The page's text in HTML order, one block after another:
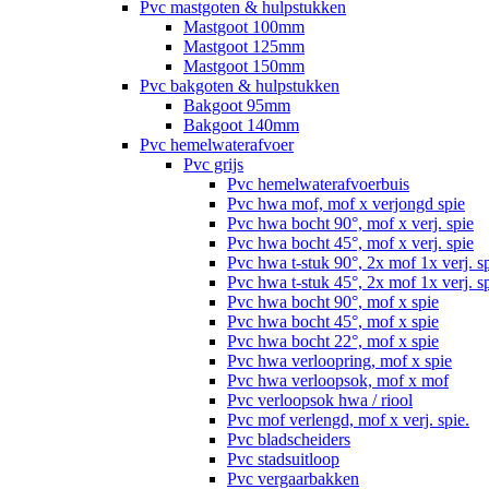
Pvc mastgoten & hulpstukken
Mastgoot 100mm
Mastgoot 125mm
Mastgoot 150mm
Pvc bakgoten & hulpstukken
Bakgoot 95mm
Bakgoot 140mm
Pvc hemelwaterafvoer
Pvc grijs
Pvc hemelwaterafvoerbuis
Pvc hwa mof, mof x verjongd spie
Pvc hwa bocht 90°, mof x verj. spie
Pvc hwa bocht 45°, mof x verj. spie
Pvc hwa t-stuk 90°, 2x mof 1x verj.
Pvc hwa t-stuk 45°, 2x mof 1x verj.
Pvc hwa bocht 90°, mof x spie
Pvc hwa bocht 45°, mof x spie
Pvc hwa bocht 22°, mof x spie
Pvc hwa verloopring, mof x spie
Pvc hwa verloopsok, mof x mof
Pvc verloopsok hwa / riool
Pvc mof verlengd, mof x verj. spie.
Pvc bladscheiders
Pvc stadsuitloop
Pvc vergaarbakken